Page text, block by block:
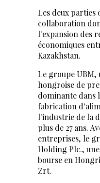
Les deux parties
collaboration
l'expansion des
économiques
Kazakhstan.
Le groupe
hongroise de
dominante dans
fabrication
l'industrie de la
plus de 27 ans.
entreprises, le
Holding Plc.,
bourse en
Zrt.